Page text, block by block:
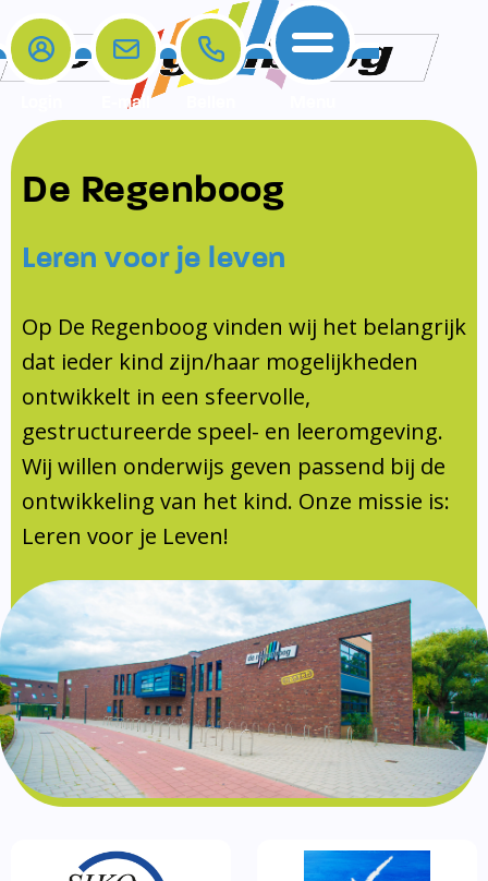
Home
De school
Opleiding en Stage
KomKids
Schoolvakanties
Ouderraad
Medezeggenschapsraad
Documentatie
Formulieren
SIKO
Ouders
Ouders
Contact
Contact
Contact
Samenwerkingen
Samenwerkingen
Schoollogopedist
E-mail
De Regenboog
Leren voor je leven
Op De Regenboog vinden wij het belangrijk
dat ieder kind zijn/haar mogelijkheden
ontwikkelt in een sfeervolle,
gestructureerde speel- en leeromgeving.
Wij willen onderwijs geven passend bij de
ontwikkeling van het kind. Onze missie is:
Leren voor je Leven!